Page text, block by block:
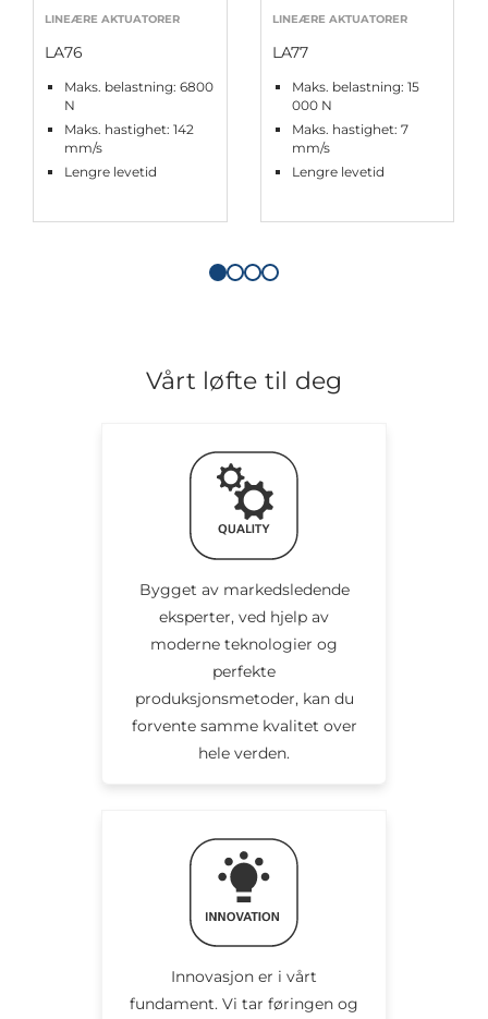
LINEÆRE AKTUATORER
LA76
Maks. belastning: 6800
N
Maks. hastighet: 142
mm/s
Lengre levetid
LINEÆRE AKTUATORER
LA77
Maks. belastning: 15
000 N
Maks. hastighet: 7
mm/s
Lengre levetid
Vårt løfte til deg
Bygget av markedsledende
eksperter, ved hjelp av
moderne teknologier og
perfekte
produksjonsmetoder, kan du
forvente samme kvalitet over
hele verden.
Innovasjon er i vårt
fundament. Vi tar føringen og